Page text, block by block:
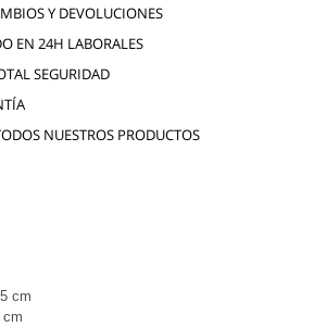
Y DEVOLUCIONES
EN 24H LABORALES
SEGURIDAD
NUESTROS PRODUCTOS
cm
cm